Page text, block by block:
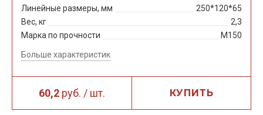
60,2 руб. / шт. КУПИТЬ
Линейные размеры, мм
250*120*65
Вес, кг
2,3
Марка по прочности
М150
Больше характеристик